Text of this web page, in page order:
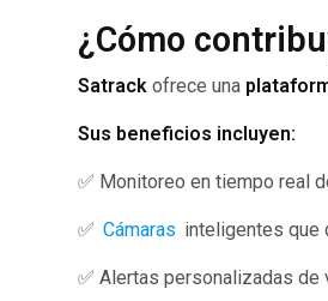
¿Cómo
Satrack ofrece una
Sus beneficios incluyen:
✅ Monitoreo en tiempo real
✅ Cámaras inteligentes que
✅ Alertas personalizadas